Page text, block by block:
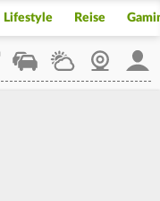
Lifestyle Reise
StaupilotWetterWebcam